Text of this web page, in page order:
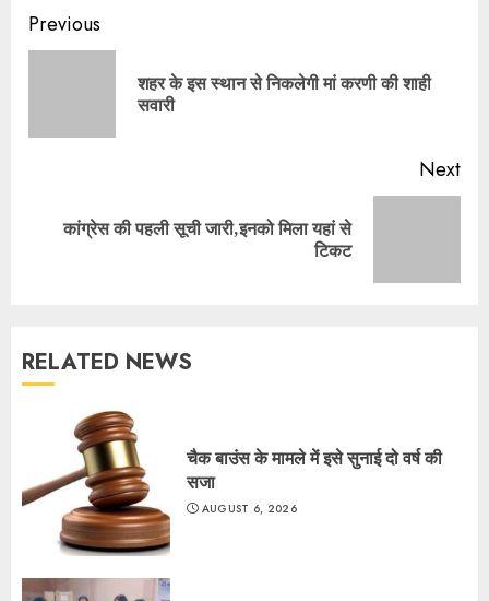
Continue
Reading
Previous
शहर के इस स्थान से निकलेगी मां करणी की शाही
सवारी
Next
Nextकांग्रेस की पहली सूची जारी,इनको मिला यहां से
टिकट
RELATED NEWS
चैक बाउंस के मामले में इसे सुनाई दो वर्ष की
सजा
AUGUST 6, 2026